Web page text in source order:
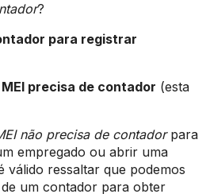
?
para registrar
precisa de contador (esta
não precisa de contadorpara
empregado ou abrir uma
válido ressaltar que podemos
um contador para obter